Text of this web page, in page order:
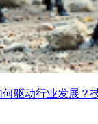
驱动行业发展？